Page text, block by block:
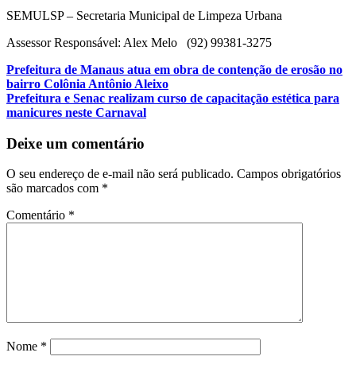
SEMULSP – Secretaria Municipal de Limpeza Urbana
Assessor Responsável: Alex Melo (92) 99381-3275
Navegação
de
Post
Prefeitura de Manaus atua em obra de contenção de erosão no
bairro Colônia Antônio Aleixo
Prefeitura e Senac realizam curso de capacitação estética para
manicures neste Carnaval
Deixe um comentário
O seu endereço de e-mail não será publicado. Campos obrigatórios
são marcados com *
Comentário *
Nome *